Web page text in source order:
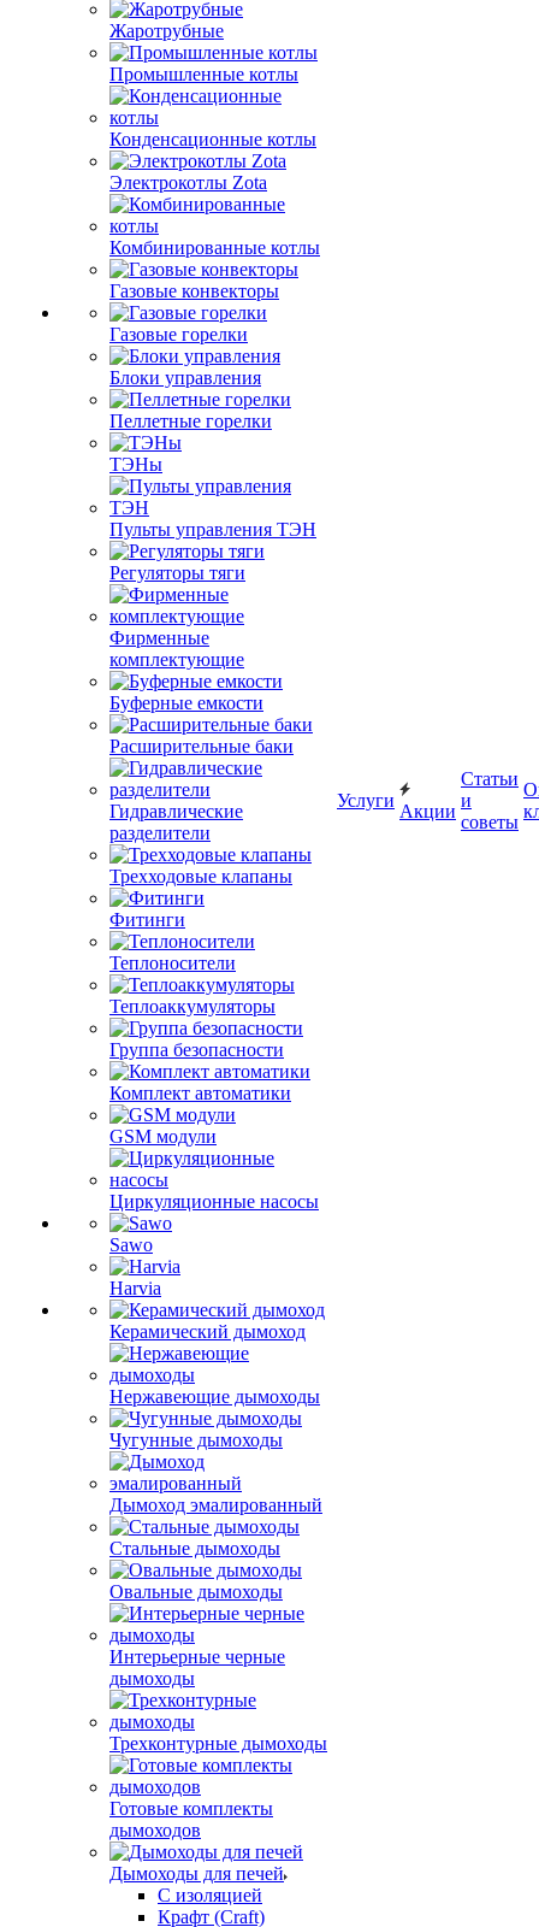
Жаротрубные
Промышленные котлы
Конденсационные котлы
Электрокотлы Zota
Комбинированные котлы
Газовые конвекторы
Газовые горелки
Блоки управления
Пеллетные горелки
ТЭНы
Пульты управления ТЭН
Регуляторы тяги
Фирменные
комплектующие
Буферные емкости
Расширительные баки
Гидравлические
разделители
Трехходовые клапаны
Фитинги
Теплоносители
Теплоаккумуляторы
Группа безопасности
Комплект автоматики
GSM модули
Циркуляционные насосы
Sawo
Harvia
Керамический дымоход
Нержавеющие дымоходы
Чугунные дымоходы
Дымоход эмалированный
Стальные дымоходы
Овальные дымоходы
Интерьерные черные
дымоходы
Трехконтурные дымоходы
Готовые комплекты
дымоходов
Дымоходы для печей
С изоляцией
Крафт (Craft)
Услуги
Акции
Статьи
и
советы